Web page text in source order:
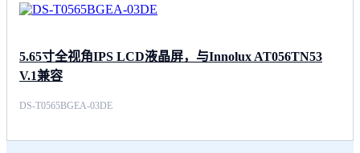
5.65寸全视角IPS LCD液晶屏，与Innolux AT056TN53
V.1兼容
DS-T0565BGEA-03DE